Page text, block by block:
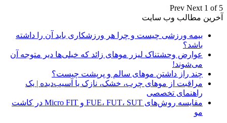
Prev Next 1 of 5
آخرین مطالب وب سایت
بیمه ورزشی چیست و چرا هر ورزشکاری باید آن را داشته
باشد؟
عوارض وحشتناک لیزر موهای زائد که خیلی‌ها دیر متوجه آن
می‌شوند!
چند راز داشتن موهای سالم و پرپشت چیست؟
مراقبت از موهای چرب، خشک، نازک یا آسیب‌دیده | یک
راهنمای تخصصی
مقایسه روش‌های FUE، FUT، SUT و Micro FIT در کاشت
مو